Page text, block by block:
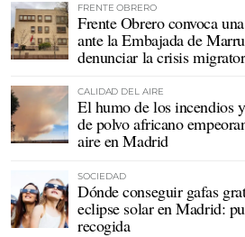
FRENTE OBRERO
Frente Obrero convoca
ante la Embajada de
denunciar la crisis
CALIDAD DEL AIRE
El humo de los incendios
de polvo africano
aire en Madrid
SOCIEDAD
Dónde conseguir gafas
eclipse solar en Madrid:
recogida